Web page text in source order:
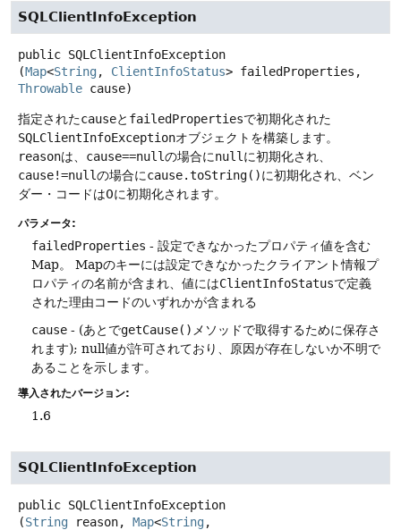
SQLClientInfoException
public SQLClientInfoException
(Map<String, ClientInfoStatus
Throwable cause)
指定されたcauseと failedPropertiesで初期化された
SQLClientInfoExceptionオブジェクトを構築します。
reasonは、 cause==nullの場合にnull に初期化され、
cause!=nullの場合にcause.toString()に初期化され、ベン
ダー・コードは0に初期化されます。
パラメータ:
failedProperties - 設定できなかったプロパティ値を含む
Map。
Mapのキーには設定できなかったクライアント情報プ
ロパティの名前が含まれ、値にはClientInfoStatusで定義
された理由コードのいずれかが含まれる
cause - (あとでgetCause() メソッドで取得するために保存さ
れます); null値が許可されており、原因が存在しないか不明で
あることを示します。
導入されたバージョン:
1.6
SQLClientInfoException
public SQLClientInfoException
(String reason, Map<String